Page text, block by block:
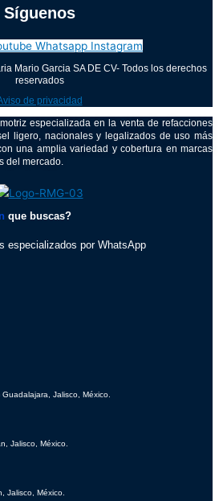
Síguenos
Whatsapp Instagram
Mario Garcia SA DE CV- Todos los derechos
reservados
de privacidad
especializada en la venta de refacciones
ligero, nacionales y legalizados de uso más
una amplia variedad y cobertura en marcas
del mercado.
que buscas?
especializados por WhatsApp
Jalisco, México.
Jalisco, México.
Jalisco, México.